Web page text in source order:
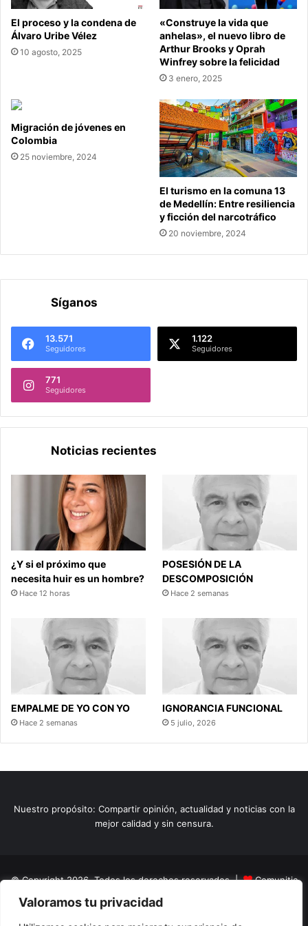
Valoramos tu privacidad
El proceso y la condena de
Álvaro Uribe Vélez
10 agosto, 2025
«Construye la vida que
anhelas», el nuevo libro de
Arthur Brooks y Oprah
Winfrey sobre la felicidad
3 enero, 2025
Migración de jóvenes en
Colombia
25 noviembre, 2024
El turismo en la comuna 13
de Medellín: Entre resiliencia
y ficción del narcotráfico
20 noviembre, 2024
Síganos
13.571
Seguidores
1.122
Seguidores
771
Seguidores
Noticias recientes
¿Y si el próximo que
necesita huir es un hombre?
Hace 12 horas
POSESIÓN DE LA
DESCOMPOSICIÓN
Hace 2 semanas
EMPALME DE YO CON YO
Hace 2 semanas
IGNORANCIA FUNCIONAL
5 julio, 2026
Nuestro propósito: Compartir opinión, actualidad y noticias con la
mejor calidad y sin censura.
© Copyright 2026, Todos los derechos reservados |
Comunitic
SAS BICNit 901228106
Home
Actualidad Variedades Opinion Turismo